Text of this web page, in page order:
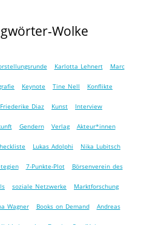
Wolke
Karlotta Lehnert Marc
Keynote Tine Nell Konflikte
Friederike Diaz Kunst Interview
Gendern Verlag Akteur*innen
Lukas Adolphi Nika Lubitsch
7-Punkte-Plot Börsenverein des
soziale Netzwerke Marktforschung
Wagner Books on Demand Andreas